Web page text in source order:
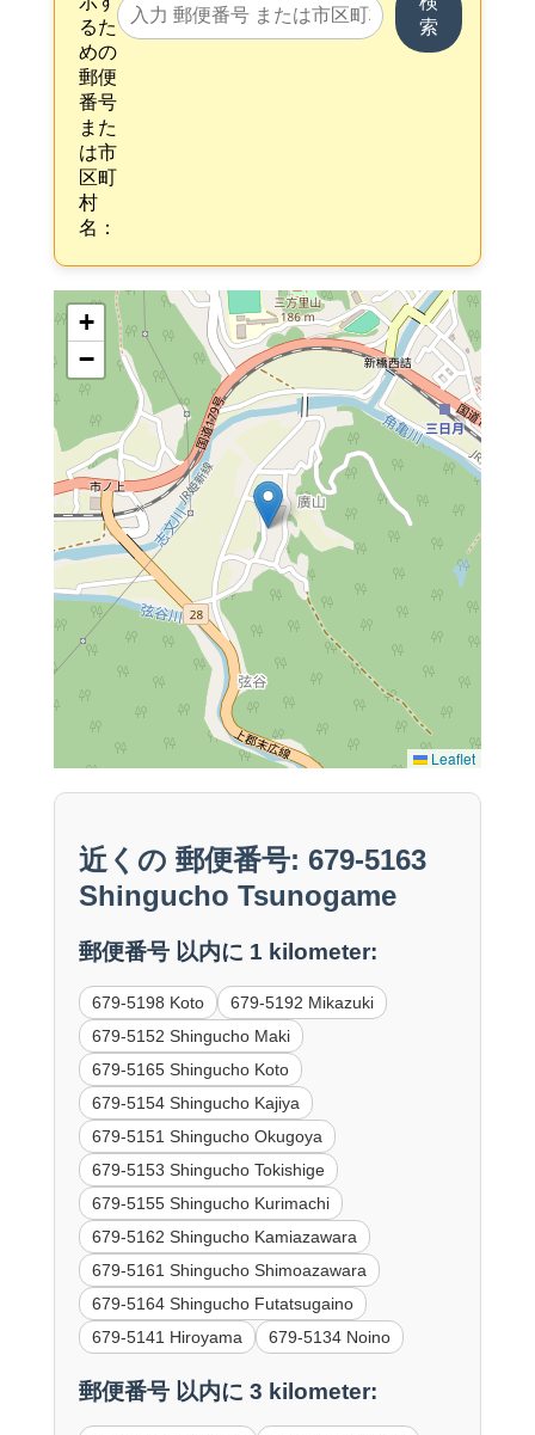
るた
めの
郵便
番号
また
は市
区町
村
名：
索
+
−
Leaflet
近くの 郵便番号: 679-5163
Shingucho Tsunogame
郵便番号 以内に 1 kilometer:
679-5198 Koto
679-5192 Mikazuki
679-5152 Shingucho Maki
679-5165 Shingucho Koto
679-5154 Shingucho Kajiya
679-5151 Shingucho Okugoya
679-5153 Shingucho Tokishige
679-5155 Shingucho Kurimachi
679-5162 Shingucho Kamiazawara
679-5161 Shingucho Shimoazawara
679-5164 Shingucho Futatsugaino
679-5141 Hiroyama
679-5134 Noino
郵便番号 以内に 3 kilometer: